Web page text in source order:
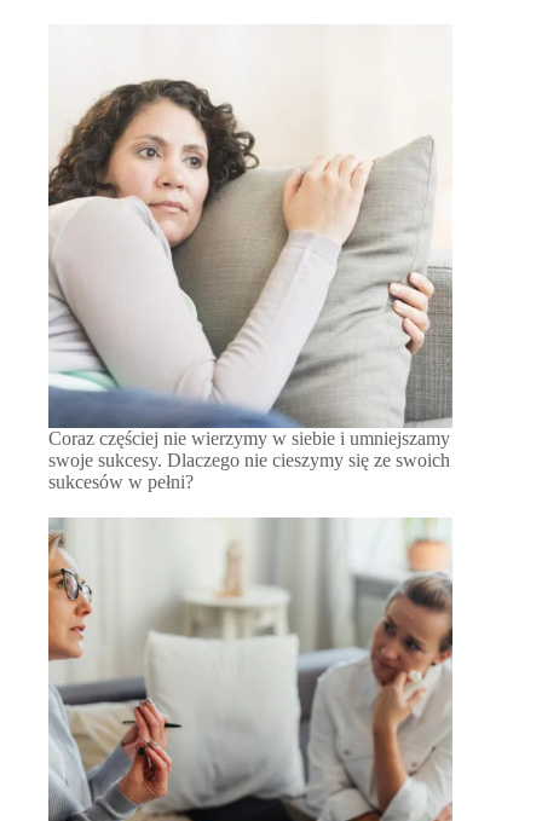
Coraz częściej nie wierzymy w siebie i umniejszamy
swoje sukcesy. Dlaczego nie cieszymy się ze swoich
sukcesów w pełni?